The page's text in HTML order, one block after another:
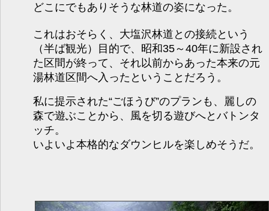
どこにでもありそうな林道の姿になった。
これはおそらく、大塩沢林道との接続という
（半ば観光）目的で、昭和35～40年に新設され
た区間が終って、それ以前からあった本来の元
湯林道区間へ入ったということだろう。
私に提示された“ごほうび”のプランも、麗しの
森で遊ぶことから、風を切る遊びへとバトンタ
ッチ。
いよいよ本格的なダウンヒルを楽しめそうだ。